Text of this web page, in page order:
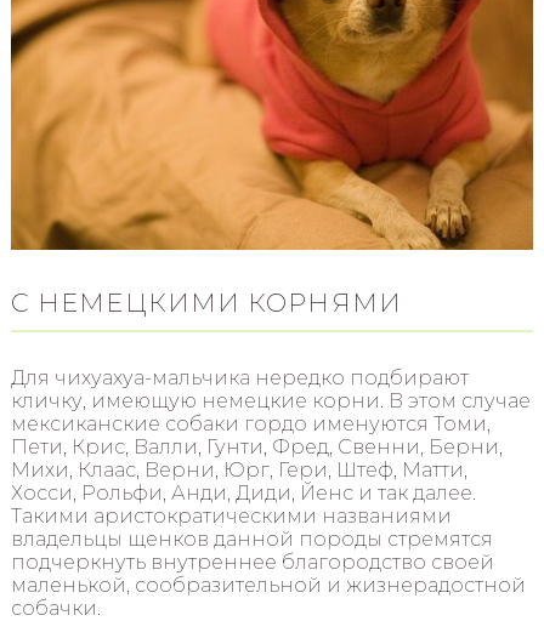
С НЕМЕЦКИМИ КОРНЯМИ
Для чихуахуа-мальчика нередко подбирают
кличку, имеющую немецкие корни. В этом случае
мексиканские собаки гордо именуются Томи,
Пети, Крис, Валли, Гунти, Фред, Свенни, Берни,
Михи, Клаас, Верни, Юрг, Гери, Штеф, Матти,
Хосси, Рольфи, Анди, Диди, Йенс и так далее.
Такими аристократическими названиями
владельцы щенков данной породы стремятся
подчеркнуть внутреннее благородство своей
маленькой, сообразительной и жизнерадостной
собачки.